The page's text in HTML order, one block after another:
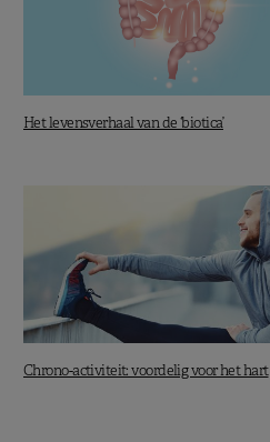
Het levensverhaal van de ‘biotica’
Chrono-activiteit: voordelig voor het hart